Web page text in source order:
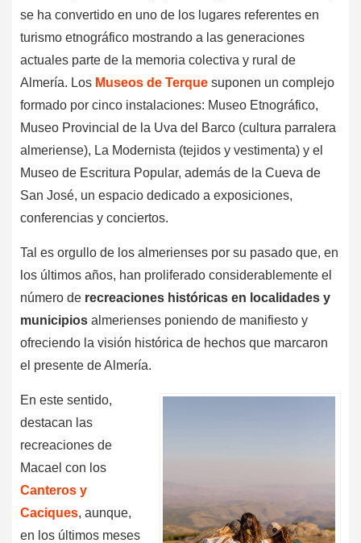
se ha convertido en uno de los lugares referentes en
turismo etnográfico mostrando a las generaciones
actuales parte de la memoria colectiva y rural de
Almería. Los Museos de Terque suponen un complejo
formado por cinco instalaciones: Museo Etnográfico,
Museo Provincial de la Uva del Barco (cultura parralera
almeriense), La Modernista (tejidos y vestimenta) y el
Museo de Escritura Popular, además de la Cueva de
San José, un espacio dedicado a exposiciones,
conferencias y conciertos.
Tal es orgullo de los almerienses por su pasado que, en
los últimos años, han proliferado considerablemente el
número de recreaciones históricas en localidades y
municipios almerienses poniendo de manifiesto y
ofreciendo la visión histórica de hechos que marcaron
el presente de Almería.
En este sentido,
destacan las
recreaciones de
Macael con los
Canteros y
Caciques, aunque,
en los últimos meses